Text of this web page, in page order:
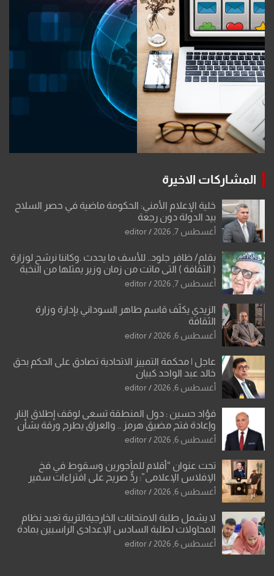
المشاركات الاخيرة
خلية الإعلام الأمني: الحكومة ماضية في حصر السلاح
بيد الدولة دون رجعة
أغسطس 7, 2026 editor
بقلم/ ظافر جلود.. للأسف ما يحدث .وكاننا نرشح لوزارة
( الثقافة ) التي ماتت من زمان وزير يمثلها من النخبة
والإرث العظيم للثقافة العراقية..
أغسطس 7, 2026 editor
الزيدي يكلّف قاسم طاهر السوداني بإدارة وزارة
الثقافة
أغسطس 6, 2026 editor
عاجل | محكمة التمييز الاتحادية تصادق على الحكم بحق
خالد عبد الواحد كبيان
أغسطس 6, 2026 editor
فؤاد حسين : دول المنطقة تسعى لوقف إطلاق النار
وإعادة فتح مضيق هرمز .. والعراق يطرح ورقة بشأن
تحولات القدس
أغسطس 6, 2026 editor
تحت عنوان “أقلام للمأجورين وسقوط في فخ
الإفلاس الإعلامي”: ردٌّ صريح على افتراءات سمير
الشكرجي
أغسطس 6, 2026 editor
لا يشمل طلبة الامتحانات الخارجيةالتربية تعيد نظام
المحاولات لطلبة السادس الإعدادي الراسبين بمادة
أو مادتين
أغسطس 6, 2026 editor